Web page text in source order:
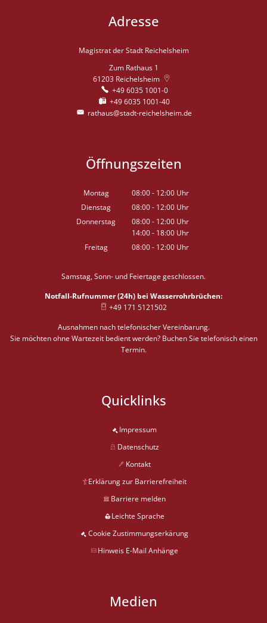
Adresse
Magistrat der Stadt Reichelsheim
Zum Rathaus 1
61203 Reichelsheim
+49 6035 1001-0
+49 6035 1001-40
rathaus@stadt-reichelsheim.de
Öffnungszeiten
Montag 08:00- 12:00 Uhr
Von 08:00 bis 12:00 Uhr
Dienstag 08:00- 12:00 Uhr
Von 08:00 bis 12:00 Uhr
Donnerstag 08:00- 12:00 Uhr
Von 08:00 bis 12:00 Uhr
14:00- 18:00 Uhr
Von 14:00 bis 18:00 Uhr
Freitag 08:00- 12:00 Uhr
Samstag, Sonn- und Feiertage geschlossen.
Notfall-Rufnummer (24h) bei Wasserrohrbrüchen:
+49 171 5121502
Ausnahmen nach telefonischer Vereinbarung.
Sie möchten ohne Wartezeit bedient werden? Buchen Sie telefonisch einen
Termin.
Quicklinks
Impressum
Datenschutz
Kontakt
Erklärung zur Barrierefreiheit
Barriere melden
Leichte Sprache
Cookie Zustimmungserkärung
Hinweis E-Mail Anhänge
Medien